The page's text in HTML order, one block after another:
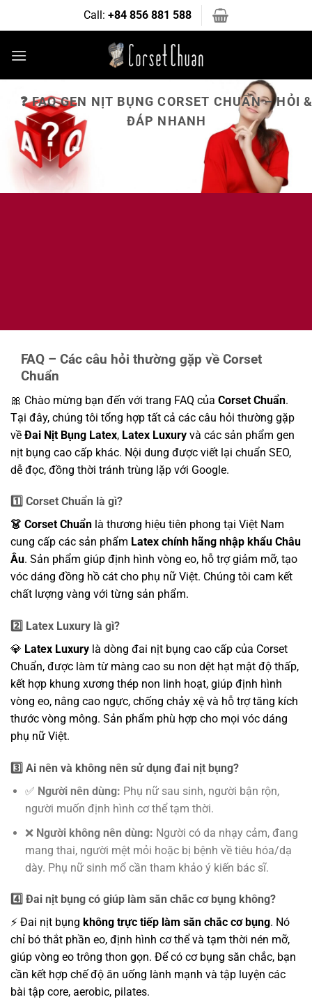
dung
Call: +84 856 881 588
❓ FAQ GEN NỊT BỤNG CORSET CHUẨN – HỎI
ĐÁP NHANH
FAQ – Các câu hỏi thường gặp về Corset
Chuẩn
🎀 Chào mừng bạn đến với trang FAQ của Corset Chuẩn.
Tại đây, chúng tôi tổng hợp tất cả các câu hỏi thường gặp
về Đai Nịt Bụng Latex, Latex Luxury và các sản phẩm gen
nịt bụng cao cấp khác. Nội dung được viết lại chuẩn SEO,
dễ đọc, đồng thời tránh trùng lặp với Google.
1️⃣ Corset Chuẩn là gì?
👗 Corset Chuẩn là thương hiệu tiên phong tại Việt Nam
cung cấp các sản phẩm Latex chính hãng nhập khẩu Châu
Âu. Sản phẩm giúp định hình vòng eo, hỗ trợ giảm mỡ, tạo
vóc dáng đồng hồ cát cho phụ nữ Việt. Chúng tôi cam kết
chất lượng vàng với từng sản phẩm.
2️⃣ Latex Luxury là gì?
💎 Latex Luxury là dòng đai nịt bụng cao cấp của Corset
Chuẩn, được làm từ màng cao su non dệt hạt mật độ thấp,
kết hợp khung xương thép non linh hoạt, giúp định hình
vòng eo, nâng cao ngực, chống chảy xệ và hỗ trợ tăng kích
thước vòng mông. Sản phẩm phù hợp cho mọi vóc dáng
phụ nữ Việt.
3️⃣ Ai nên và không nên sử dụng đai nịt bụng?
✅ Người nên dùng: Phụ nữ sau sinh, người bận rộn,
người muốn định hình cơ thể tạm thời.
❌ Người không nên dùng: Người có da nhạy cảm, đang
mang thai, người mệt mỏi hoặc bị bệnh về tiêu hóa/dạ
dày. Phụ nữ sinh mổ cần tham khảo ý kiến bác sĩ.
4️⃣ Đai nịt bụng có giúp làm săn chắc cơ bụng không?
⚡ Đai nịt bụng không trực tiếp làm săn chắc cơ bụng. Nó
chỉ bó thắt phần eo, định hình cơ thể và tạm thời nén mỡ,
giúp vòng eo trông thon gọn. Để có cơ bụng săn chắc, bạn
cần kết hợp chế độ ăn uống lành mạnh và tập luyện các
bài tập core, aerobic, pilates.